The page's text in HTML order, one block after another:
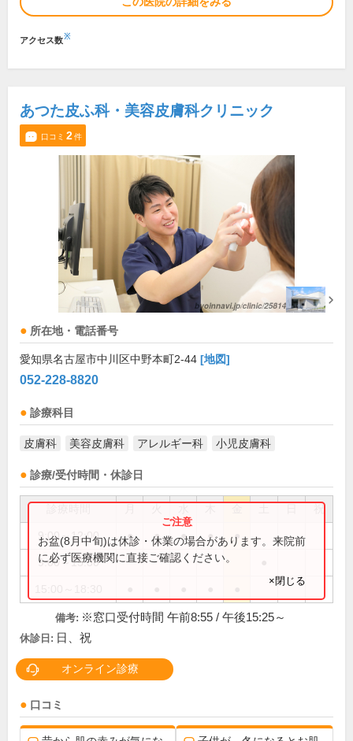
アクセス数※
あつた皮ふ科・美容皮膚科クリニック
口コミ 2件
所在地・電話番号
愛知県名古屋市中川区中野本町2-44 [地図]
052-228-8820
診療科目
皮膚科 美容皮膚科 アレルギー科 小児皮膚科
診療/受付時間・休診日
祝
9:00～12:00 ● ● ● ● ●
9:00～15:30
お盆(8月中旬)は休診・休業の場合があります。来院前
に必ず医療機関に直接ご確認ください。
×閉じる
備考: ※窓口受付時間 午前8:55 / 午後15:25～
休診日: 日、祝
オンライン診療
口コミ